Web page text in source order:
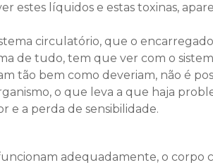
estes líquidos e estas toxinas,
circulatório, que o
de tudo, tem que ver com o
tão bem como deveriam, não é
o que leva a que haja
e a perda de sensibilidade.
adequadamente, o corpo